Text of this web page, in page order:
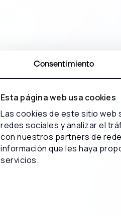
Consentimiento
Esta página web usa cookies
Las cookies de este sitio web
redes sociales y analizar el
con nuestros partners de
información que les haya
servicios.